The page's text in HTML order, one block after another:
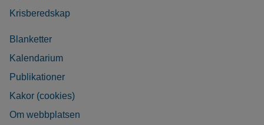
Krisberedskap
Blanketter
Kalendarium
Publikationer
Kakor (cookies)
Om webbplatsen